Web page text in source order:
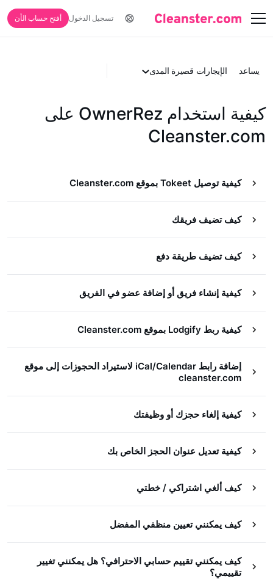
تسجيل الدخول أفتح حساب الأن
يساعد الإيجارات قصيرة المدى
كيفية استخدام OwnerRez على
Cleanster.com
كيفية توصيل Tokeet بموقع Cleanster.com
كيف تضيف فريقك
كيف تضيف طريقة دفع
كيفية إنشاء فريق أو إضافة عضو في الفريق
كيفية ربط Lodgify بموقع Cleanster.com
إضافة رابط iCal/Calendar لاستيراد الحجوزات إلى موقع
cleanster.com
كيفية إلغاء حجزك أو وظيفتك
كيفية تعديل عنوان الحجز الخاص بك
كيف ألغي اشتراكي / خطتي
كيف يمكنني تعيين منظفي المفضل
كيف يمكنني تقييم حسابي الاحترافي؟ هل يمكنني تغيير
تقييمي؟